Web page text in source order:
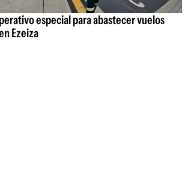
especial para abastecer vuelos
Ezeiza